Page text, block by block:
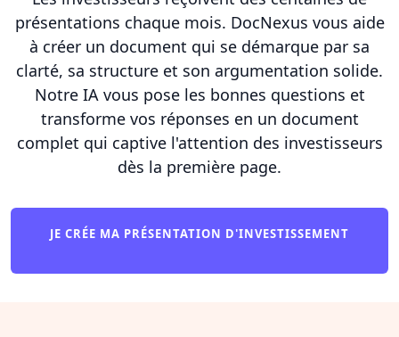
présentations chaque mois. DocNexus vous aide
à créer un document qui se démarque par sa
clarté, sa structure et son argumentation solide.
Notre IA vous pose les bonnes questions et
transforme vos réponses en un document
complet qui captive l'attention des investisseurs
dès la première page.
JE CRÉE MA PRÉSENTATION D'INVESTISSEMENT